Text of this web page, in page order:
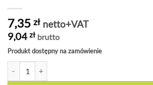
7,35 zł netto+VAT
9,04 zł brutto
Produkt dostępny na zamówienie